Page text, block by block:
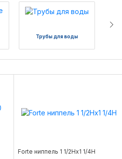
Трубы для воды
Forte ниппель 1 1/2Нх1 1/4Н